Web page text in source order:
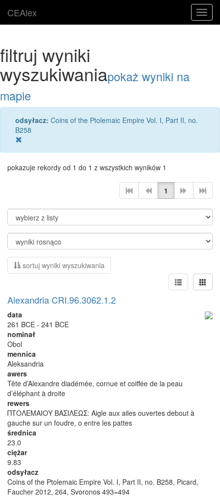
CEAlex
filtruj wyniki
wyszukiwaniapokaż wyniki na
mapie
odsyłacz: Coins of the Ptolemaic Empire Vol. I, Part II, no.
B258
pokazuje rekordy od 1 do 1 z wszystkich wyników 1
1
sortuj wyniki wyszukiwania
Alexandria CRI.96.3062.1.2
data
261 BCE - 241 BCE
nominał
Obol
mennica
Aleksandria
awers
Tête d’Alexandre diadémée, cornue et coiffée de la peau
d’éléphant à droite
rewers
ΠΤΟΛΕΜΑΙΟΥ ΒΑΣΙΛΕΩΣ: Aigle aux ailes ouvertes debout à
gauche sur un foudre, o entre les pattes
średnica
23.0
ciężar
9.83
odsyłacz
Coins of the Ptolemaic Empire Vol. I, Part II, no. B258, Picard,
Faucher 2012, 264, Svoronos 493=494